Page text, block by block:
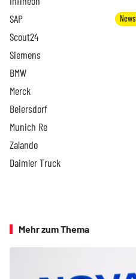
SAP News
Scout24
Siemens
BMW
Merck
Beiersdorf
Munich Re
Zalando
Daimler Truck
Mehr zum Thema